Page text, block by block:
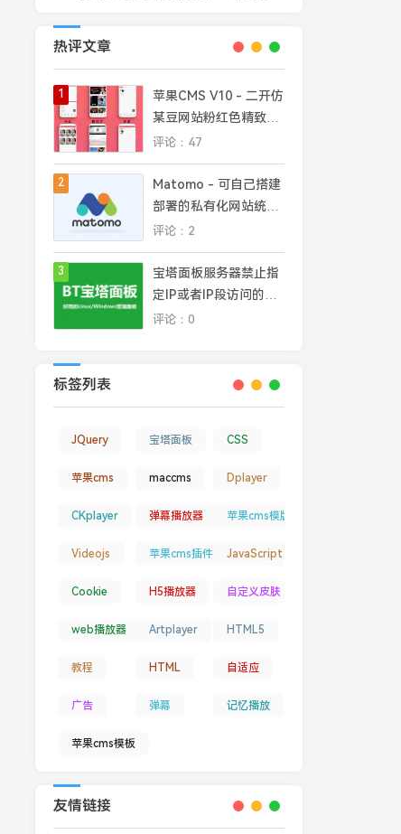
热评文章
1
苹果CMS V10 - 二开仿
某豆网站粉红色精致模
板
评论：47
2
Matomo - 可自己搭建
部署的私有化网站统计
平台，完全掌控网站数
据安全和隐私
评论：2
3
宝塔面板服务器禁止指
定IP或者IP段访问的几
种常见方法
评论：0
标签列表
JQuery 宝塔面板 CSS
苹果cms maccms Dplayer
CKplayer 弹幕播放器 苹果cms模版
Videojs 苹果cms插件 JavaScript
Cookie H5播放器 自定义皮肤
web播放器 Artplayer HTML5
教程 HTML 自适应
广告 弹幕 记忆播放
苹果cms模板
友情链接